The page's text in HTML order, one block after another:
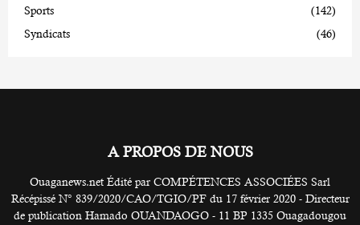
Sports
(142)
Syndicats
(46)
A PROPOS DE NOUS
Ouaganews.net Édité par COMPÉTENCES ASSOCIÉES Sarl
Récépissé N° 839/2020/CAO/TGIO/PF du 17 février 2020 - Directeur
de publication Hamado OUANDAOGO - 11 BP 1335 Ouagadougou